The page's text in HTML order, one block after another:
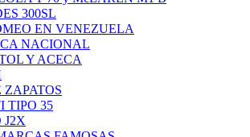
300SL
EN VENEZUELA
NACIONAL
Y ACECA
TIPO 35